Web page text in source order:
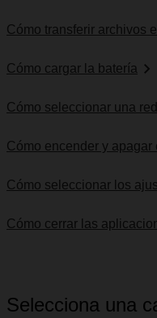
Cómo transferir archivos
Cómo cargar la batería
Cómo seleccionar una red
Cómo encender y apagar
Cómo seleccionar los
Cómo cerrar las
Selecciona una